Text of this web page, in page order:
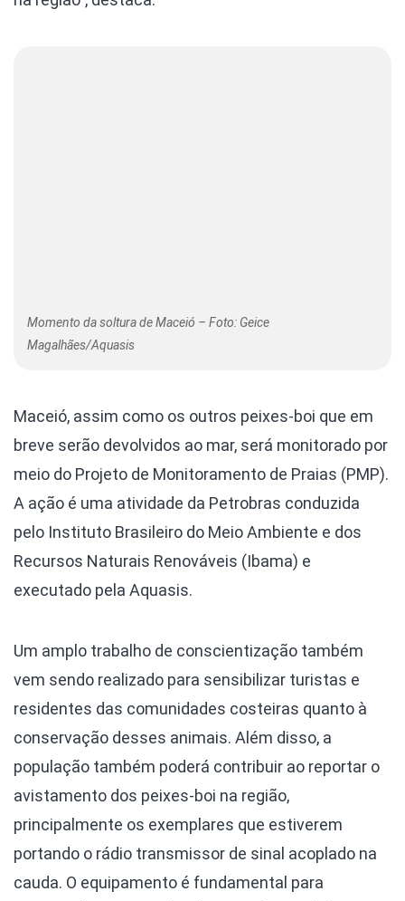
Momento da soltura de Maceió – Foto: Geice
Magalhães/Aquasis
Maceió, assim como os outros peixes-boi que em
breve serão devolvidos ao mar, será monitorado por
meio do Projeto de Monitoramento de Praias (PMP).
A ação é uma atividade da Petrobras conduzida
pelo Instituto Brasileiro do Meio Ambiente e dos
Recursos Naturais Renováveis (Ibama) e
executado pela Aquasis.
Um amplo trabalho de conscientização também
vem sendo realizado para sensibilizar turistas e
residentes das comunidades costeiras quanto à
conservação desses animais. Além disso, a
população também poderá contribuir ao reportar o
avistamento dos peixes-boi na região,
principalmente os exemplares que estiverem
portando o rádio transmissor de sinal acoplado na
cauda. O equipamento é fundamental para